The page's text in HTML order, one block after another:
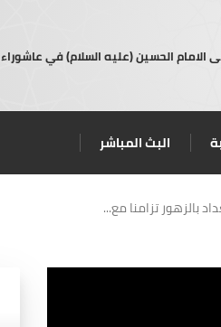
الامام الحسين (عليه السلام) في عاشوراء
البث المباشر
بالزهور تزامنا مع...